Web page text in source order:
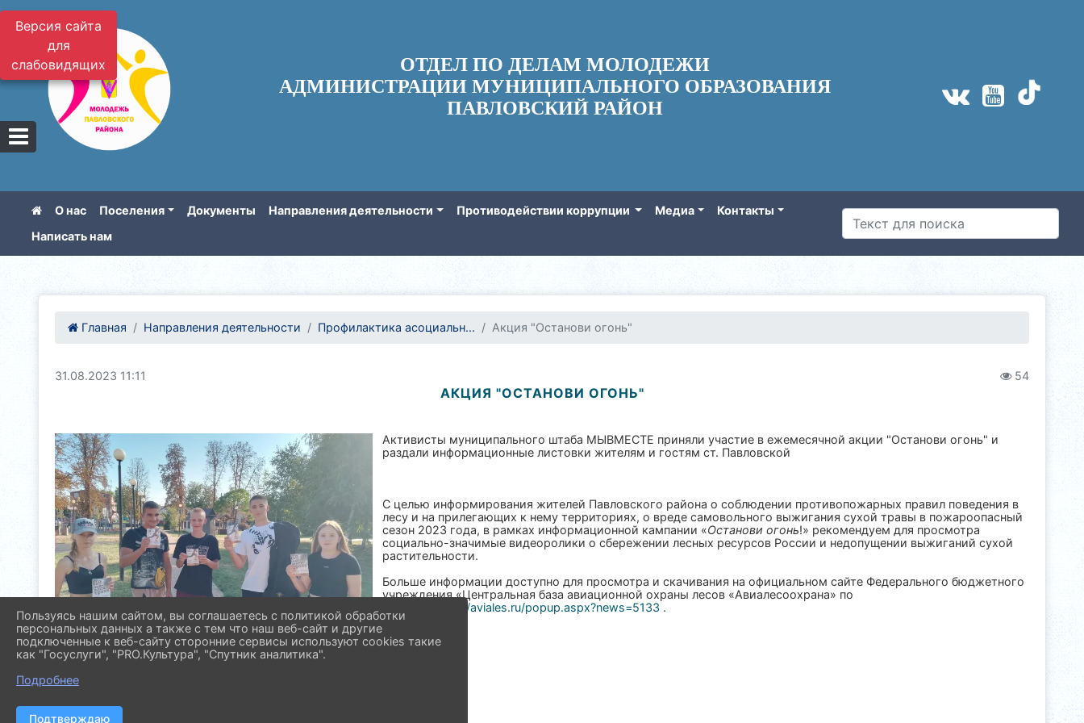
Версия сайта
для
слабовидящих
ОТДЕЛ ПО ДЕЛАМ МОЛОДЕЖИ
АДМИНИСТРАЦИИ МУНИЦИПАЛЬНОГО ОБРАЗОВАНИЯ
ПАВЛОВСКИЙ РАЙОН
О нас Поселения Документы Направления деятельности Противодействии коррупции Медиа
Контакты
Написать нам
Главная Направления деятельности Профилактика асоциальн... Акция "Останови огонь"
31.08.2023 11:11 54
АКЦИЯ "ОСТАНОВИ ОГОНЬ"
Активисты муниципального штаба МЫВМЕСТЕ приняли участие в ежемесячной акции "Останови огонь" и
раздали информационные листовки жителям и гостям ст. Павловской
С целью информирования жителей Павловского района о соблюдении противопожарных правил поведения в
лесу и на прилегающих к нему территориях, о вреде самовольного выжигания сухой травы в пожароопасный
сезон 2023 года, в рамках информационной кампании «Останови огонь!» рекомендуем для просмотра
социально-значимые видеоролики о сбережении лесных ресурсов России и недопущении выжиганий сухой
растительности.
Больше информации доступно для просмотра и скачивания на официальном сайте Федерального бюджетного
учреждения «Центральная база авиационной охраны лесов «Авиалесоохрана» по
https://aviales.ru/popup.aspx?news=5133 .
Пользуясь нашим сайтом, вы соглашаетесь с политикой обработки
персональных данных а также с тем что наш веб-сайт и другие
подключенные к веб-сайту сторонние сервисы используют cookies такие
как "Госуслуги", "PRO.Культура", "Спутник аналитика".
Подробнее
Подтверждаю